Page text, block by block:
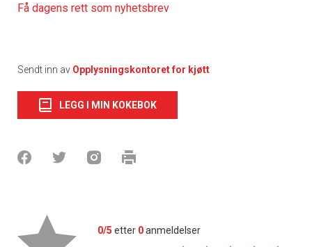
Få dagens rett som nyhetsbrev
Sendt inn av Opplysningskontoret for kjøtt
LEGG I MIN KOKEBOK
0/5 etter 0anmeldelser